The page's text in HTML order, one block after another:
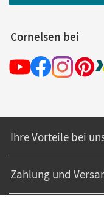
Cornelsen bei
Ihre Vorteile bei
Zahlung und